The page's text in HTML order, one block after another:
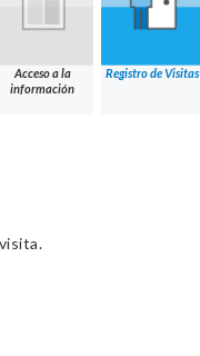
Acceso a la
información
Registro de Visitas